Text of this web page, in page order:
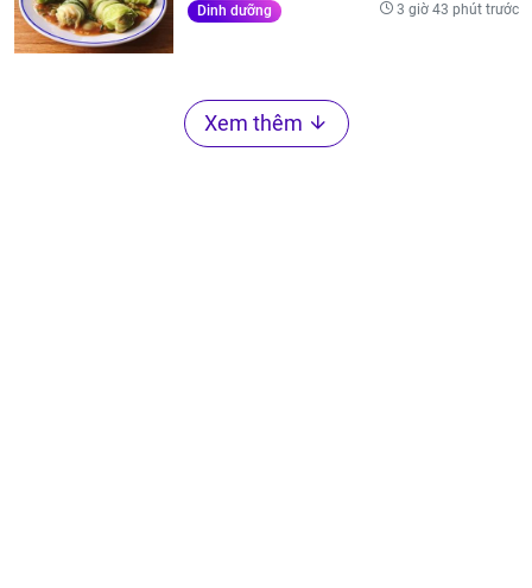
Dinh dưỡng 3 giờ 43 phút trước
Xem thêm